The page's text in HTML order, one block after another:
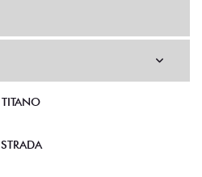
TITANO
STRADA